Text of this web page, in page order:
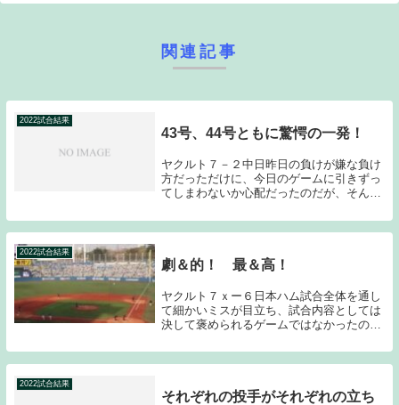
関連記事
2022試合結果
43号、44号ともに驚愕の一発！
ヤクルト７－２中日昨日の負けが嫌な負け
方だっただけに、今日のゲームに引きずっ
てしまわないか心配だったのだが、そんな
上のバットである。43号となったバックス
クリーン左へのホームランも44号となった
2022試合結果
劇＆的！ 最＆高！
ヤクルト７ｘー６日本ハム試合全体を通し
て細かいミスが目立ち、試合内容としては
決して褒められるゲームではなかったのだ
サヨナラ勝利に酔いしれている。「劇＆
的」、「最＆高」、オジサンでもこんな言
2022試合結果
それぞれの投手がそれぞれの立ち